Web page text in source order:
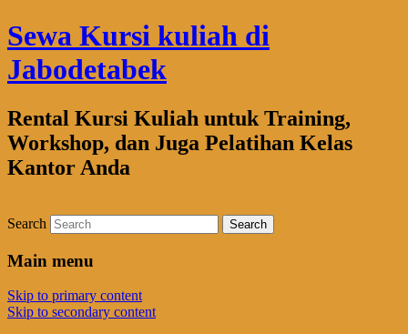
Sewa Kursi kuliah di
Jabodetabek
Rental Kursi Kuliah untuk Training,
Workshop, dan Juga Pelatihan Kelas
Kantor Anda
Search
Main menu
Skip to primary content
Skip to secondary content